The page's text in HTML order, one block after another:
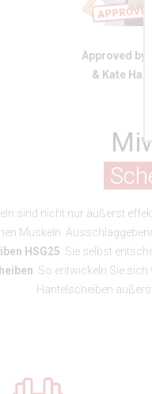
Approved by
& Kate Hall
sind nicht nur äußerst
Muskeln.
HSG25 . Sie selbst
. So entwickeln Sie
Hantelscheiben